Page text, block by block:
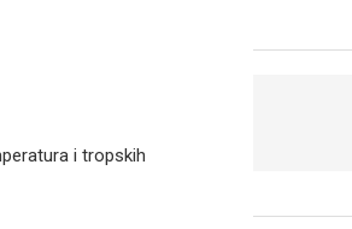
i tropskih